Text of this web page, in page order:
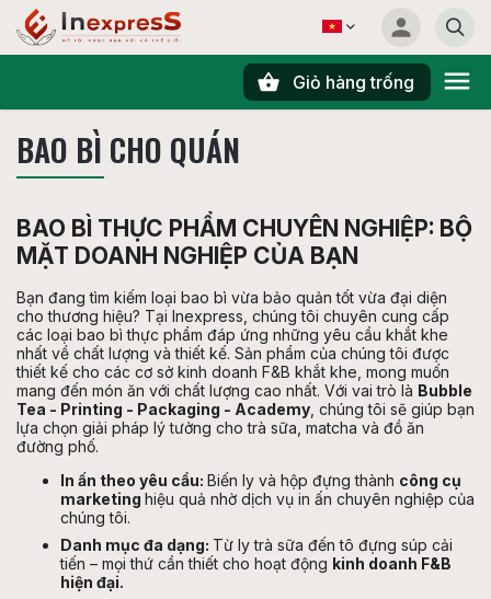
Giỏ hàng trống
BAO BÌ CHO QUÁN
BAO BÌ THỰC PHẨM CHUYÊN NGHIỆP: BỘ
MẶT DOANH NGHIỆP CỦA BẠN
Bạn đang tìm kiếm loại bao bì vừa bảo quản tốt vừa đại diện
cho thương hiệu? Tại Inexpress, chúng tôi chuyên cung cấp
các loại bao bì thực phẩm đáp ứng những yêu cầu khắt khe
nhất về chất lượng và thiết kế. Sản phẩm của chúng tôi được
thiết kế cho các cơ sở kinh doanh F&B khắt khe, mong muốn
mang đến món ăn với chất lượng cao nhất. Với vai trò là Bubble
Tea - Printing - Packaging - Academy, chúng tôi sẽ giúp bạn
lựa chọn giải pháp lý tưởng cho trà sữa, matcha và đồ ăn
đường phố.
In ấn theo yêu cầu: Biến ly và hộp đựng thành công cụ
marketing hiệu quả nhờ dịch vụ in ấn chuyên nghiệp của
chúng tôi.
Danh mục đa dạng: Từ ly trà sữa đến tô đựng súp cải
tiến – mọi thứ cần thiết cho hoạt động kinh doanh F&B
hiện đại.